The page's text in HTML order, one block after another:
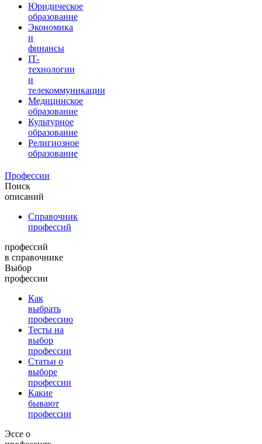
Юридическое
образование
Экономика
и
финансы
IT-
технологии
и
телекоммуникации
Медицинское
образование
Культурное
образование
Религиозное
образование
Профессии
Поиск
описаний
Справочник
профессий
профессий
в справочнике
Выбор
профессии
Как
выбрать
профессию
Тесты на
выбор
профессии
Статьи о
выборе
профессии
Какие
бывают
профессии
Эссе о